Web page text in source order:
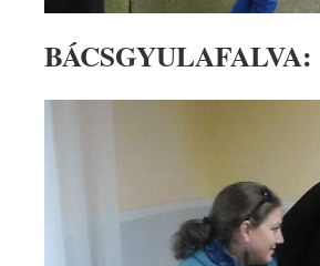
BÁCSGYULAFALVA: